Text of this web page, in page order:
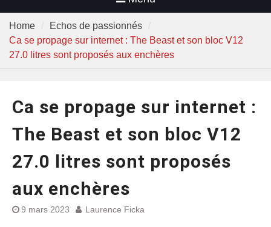
Home
Echos de passionnés
Ca se propage sur internet : The Beast et son bloc V12
27.0 litres sont proposés aux enchères
Ca se propage sur internet :
The Beast et son bloc V12
27.0 litres sont proposés
aux enchères
9 mars 2023 Laurence Ficka